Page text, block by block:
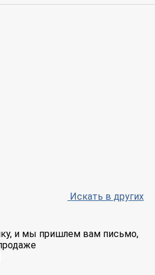
Искать в других
и мы пришлем вам письмо,